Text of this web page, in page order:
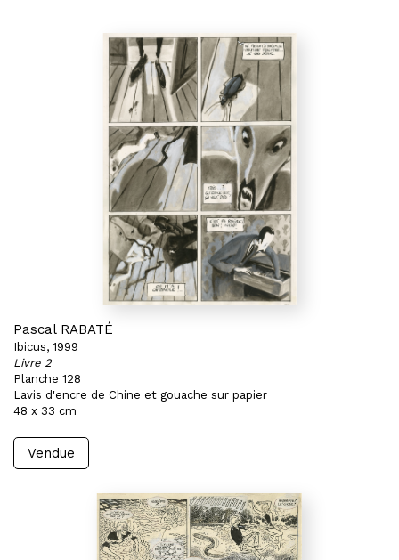
Pascal RABATÉ
Ibicus, 1999
Livre 2
Planche 128
Lavis d'encre de Chine et gouache sur papier
48 x 33 cm
Vendue